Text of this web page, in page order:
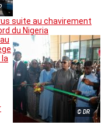
suite au chavirement
du Nigeria
© DR
la